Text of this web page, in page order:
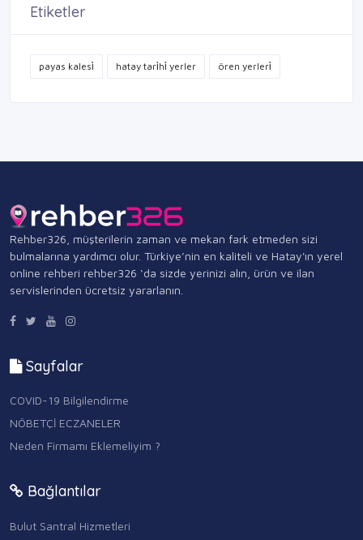
Etiketler
payas kalesi̇ hatay tari̇hi̇ yerler ören yerleri̇
Rehber326, müşterilerin zaman ve mekan fark etmeden sizi
bulmalarına yardımcı olur. Türkiye’nin en kaliteli ve Hatay'ın yerel
online rehberi rehber326 ‘da sizde yerinizi alın, ürün ve ilan
servislerinden ücretsiz yararlanın.
Sayfalar
COVID-19 Bilgilendirme
NÖBETÇİ ECZANELER
Neden Firmamı Eklemeliyim ?
Bağlantılar
Bulut Santral Hizmetleri